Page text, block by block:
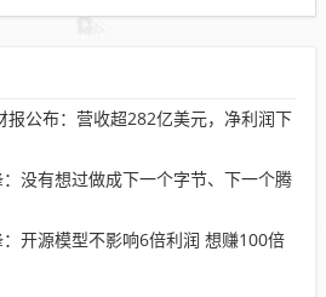
报公布：营收超282亿美元，净利润下
没有想过做成下一个字节、下一个腾
开源模型不影响6倍利润 想赚100倍